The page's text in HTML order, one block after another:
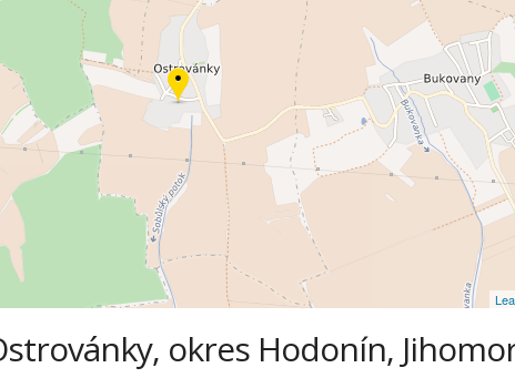
okres Hodonín,